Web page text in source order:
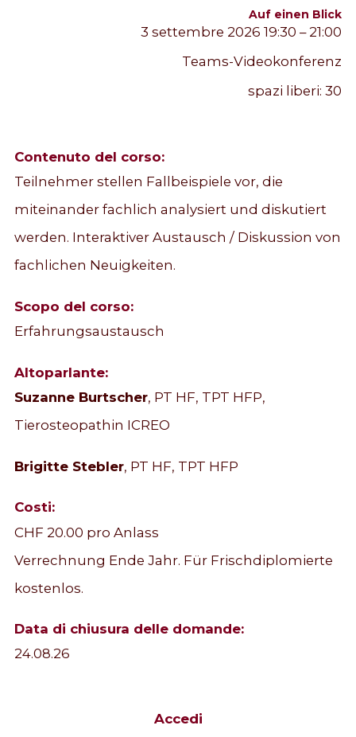
Auf einen Blick
3 settembre 2026 19:30 – 21:00
Teams-Videokonferenz
spazi liberi:30
Contenuto del corso:
Teilnehmer stellen Fallbeispiele vor, die
miteinander fachlich analysiert und diskutiert
werden. Interaktiver Austausch / Diskussion von
fachlichen Neuigkeiten.
Scopo del corso:
Erfahrungsaustausch
Altoparlante:
Suzanne Burtscher, PT HF, TPT HFP,
Tierosteopathin ICREO
Brigitte Stebler, PT HF, TPT HFP
Costi:
CHF 20.00 pro Anlass
Verrechnung Ende Jahr. Für Frischdiplomierte
kostenlos.
Data di chiusura delle domande:
24.08.26
Accedi